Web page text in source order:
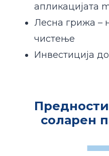
апликацијата
Лесна грижа –
чистење
Инвестиција
соларен